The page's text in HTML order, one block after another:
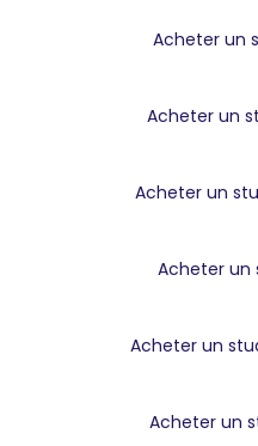
Acheter un
Acheter un
Acheter un
Acheter un
Acheter un
Acheter un